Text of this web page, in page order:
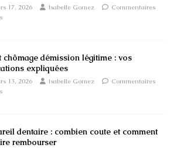
17, 2026 Isabelle Gomez
Commentaires
chômage démission légitime : vos
expliquées
13, 2026 Isabelle Gomez
Commentaires
dentaire : combien coute et comment
rembourser